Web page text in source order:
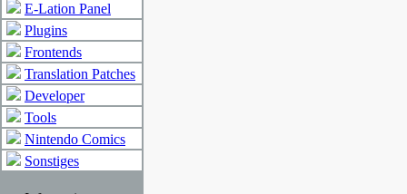
E-Lation Panel
Plugins
Frontends
Translation Patches
Developer
Tools
Nintendo Comics
Sonstiges